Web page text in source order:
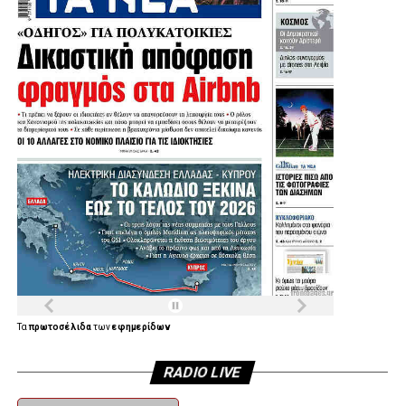
Ταπρωτοσέλιδατωνεφημερίδων
RADIO LIVE